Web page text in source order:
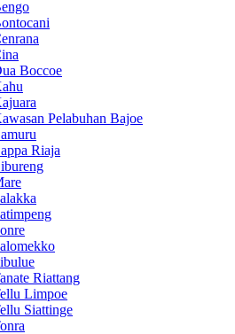
Boccoe
Pelabuhan Bajoe
Riaja
Riattang
Limpoe
Siattinge